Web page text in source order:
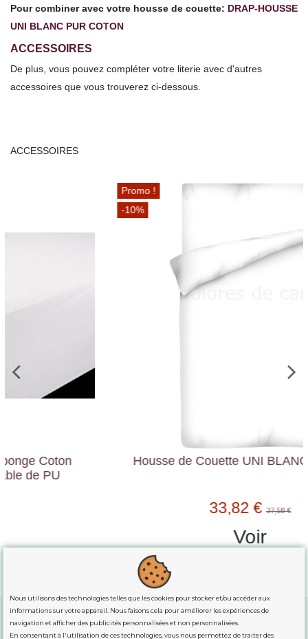
Pour combiner avec votre housse de couette: DRAP-HOUSSE
UNI BLANC PUR COTON
ACCESSOIRES
De plus, vous pouvez compléter votre literie avec d'autres
accessoires que vous trouverez ci-dessous.
ACCESSOIRES
Housse de Couette UNI BLANC Pur Coton
Nous utilisons des technologies telles que les cookies pour stocker et/ou accéder aux
informations sur votre appareil. Nous faisons cela pour améliorer les expériences de
navigation et afficher des publicités personnalisées et non personnalisées.
En consentant à l'utilisation de ces technologies, vous nous permettez de traiter des